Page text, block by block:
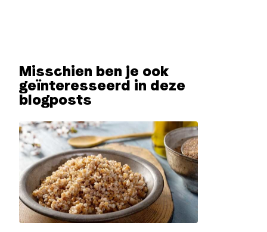
Misschien ben je ook
geïnteresseerd in deze
blogposts